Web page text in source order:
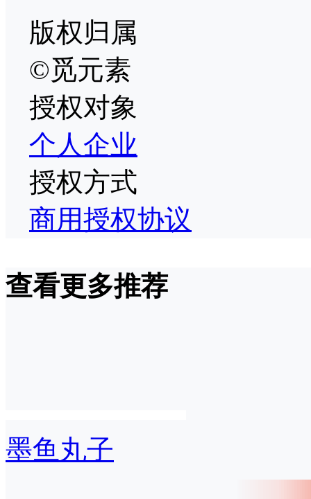
版权归属
©觅元素
授权对象
个人企业
授权方式
商用授权协议
查看更多推荐
墨鱼丸子